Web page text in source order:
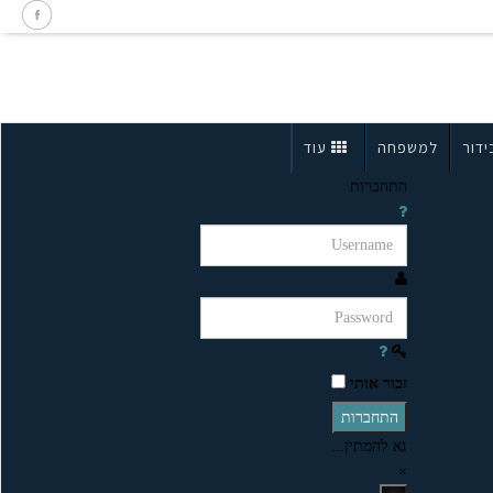
למשפחה עוד
התחברות
זכור אותי
התחברות
נא להמתין...
×